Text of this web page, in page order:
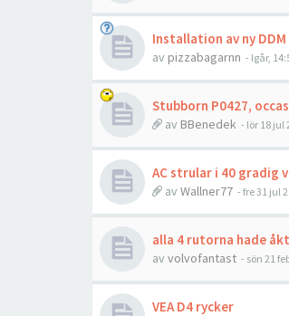
Installation av ny
av pizzabagarnn - Igår,
Stubborn P0427,
av BBenedek - lör 18 jul
AC strular i 40 gradig
av Wallner77 - fre 31 jul
alla 4 rutorna hade
av volvofantast - sön 21
VEA D4 rycker